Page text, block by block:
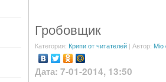
Гробовщик
Категория: Крипи от читателей | Автор: Mio
Дата: 7-01-2014, 13:50